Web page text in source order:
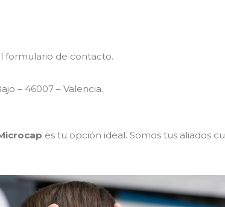
formulario de contacto.
– 46007 – Valencia.
es tu opción ideal. Somos tus aliados